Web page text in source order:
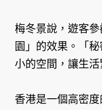
梅冬景說，遊客
園」的效果。「
小的空間，讓生活
香港是一個高密